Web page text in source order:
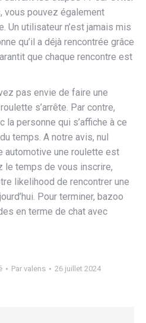
vous pouvez également
Un utilisateur n’est jamais mis
qu’il a déjà rencontrée grâce
que chaque rencontre est
pas envie de faire une
s’arrête. Par contre,
personne qui s’affiche à ce
temps. A notre avis, nul
automotive une roulette est
le temps de vous inscrire,
likelihood de rencontrer une
Pour terminer, bazoo
en terme de chat avec
Par valens 26 juillet 2024